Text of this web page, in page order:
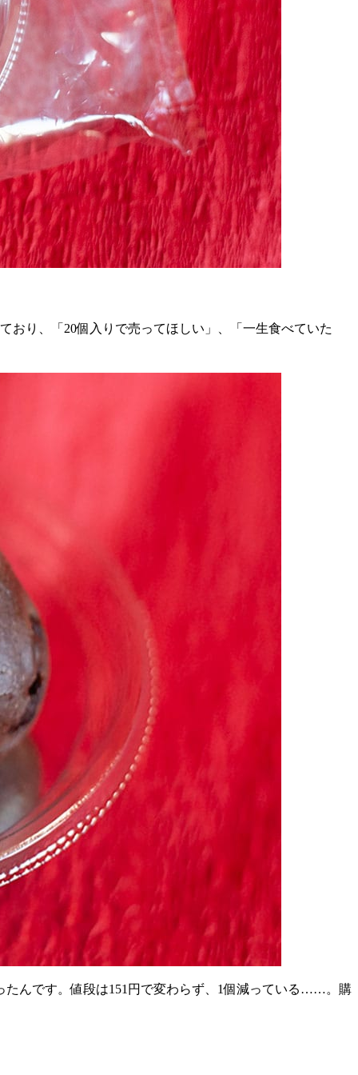
おり、「 20個入りで売ってほしい」、「一生食べていた
たんです。値段は151 円で変わらず、 1個減っている……。購